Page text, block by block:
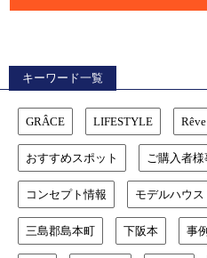
キーワード一覧
GRÂCE LIFESTYLE Rêve
おすすめスポット ご購入者様
コンセプト情報 モデルハウス
三島郡島本町 下阪本 事